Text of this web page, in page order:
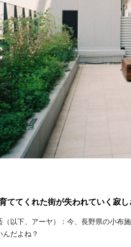
ててくれた街が失われていく寂
（以下、アーヤ）：今、長野県の小布
んだよね？